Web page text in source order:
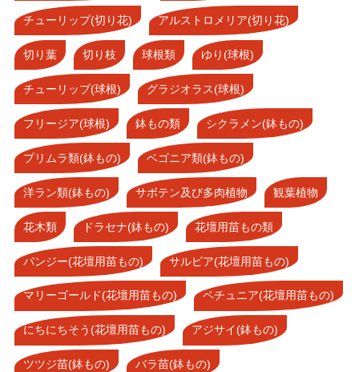
チューリップ(切り花) アルストロメリア(切り花)
切り葉 切り枝 球根類 ゆり(球根)
チューリップ(球根) グラジオラス(球根)
フリージア(球根) 鉢もの類 シクラメン(鉢もの)
プリムラ類(鉢もの) ベゴニア類(鉢もの)
洋ラン類(鉢もの) サボテン及び多肉植物 観葉植物
花木類 ドラセナ(鉢もの) 花壇用苗もの類
パンジー(花壇用苗もの) サルビア(花壇用苗もの)
マリーゴールド(花壇用苗もの) ペチュニア(花壇用苗もの)
にちにちそう(花壇用苗もの) アジサイ(鉢もの)
ツツジ苗(鉢もの) バラ苗(鉢もの)